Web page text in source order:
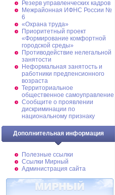
Резерв управленческих кадров
Межрайонная ИФНС России №
6
«Охрана труда»
Приоритетный проект
«Формирование комфортной
городской среды»
Противодействие нелегальной
занятости
Неформальная занятость и
работники предпенсионного
возраста
Территориальное
общественное самоуправление
Сообщите о проявлении
дискриминации по
национальному признаку
Дополнительная информация
Полезные ссылки
Ссылки Мирный
Администрация сайта